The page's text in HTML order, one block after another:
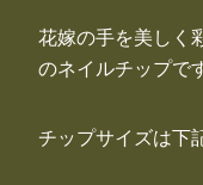
花嫁の手を美しく
のネイルチップで
チップサイズは下